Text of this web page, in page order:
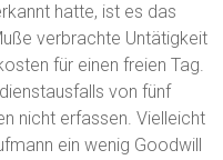
hatte, ist es das
verbrachte Untätigkeit
für einen freien Tag.
von fünf
nicht erfassen. Vielleicht
ein wenig Goodwill